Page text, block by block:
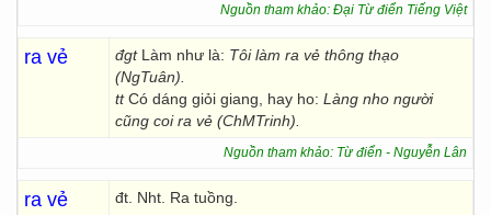
Nguồn tham khảo: Đại Từ điển Tiếng Việt
ra vẻ đgt Làm như là: Tôi làm ra vẻ thông thạo
(NgTuân).
ttCó dáng giỏi giang, hay ho: Làng nho người
cũng coi ra vẻ (ChMTrinh).
Nguồn tham khảo: Từ điển - Nguyễn Lân
ra vẻ đt. Nht. Ra tuồng.